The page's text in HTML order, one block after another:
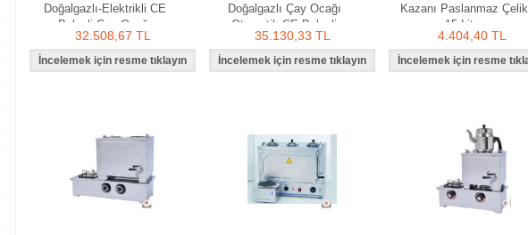
Doğalgazlı-Elektrikli CE
Belgeli Çay Ocağı
32.508,67 TL
Doğalgazlı Çay Ocağı
Otomatik CE Belgeli
35.130,33 TL
Kazanı Paslanmaz Çelik
15 Litre
4.404,40 TL